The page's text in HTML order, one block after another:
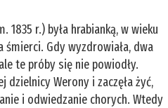
1835 r.) była hrabianką, w wieku
śmierci. Gdy wyzdrowiała, dwa
te próby się nie powiodły.
dzielnicy Werony i zaczęła żyć,
i odwiedzanie chorych. Wtedy